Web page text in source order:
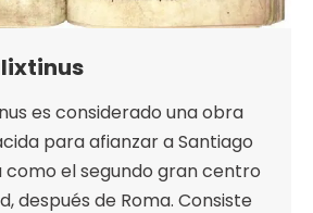
es considerado una obra
para afianzar a Santiago
el segundo gran centro
después de Roma. Consiste